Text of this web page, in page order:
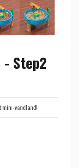
- Step2
mini-vandland!